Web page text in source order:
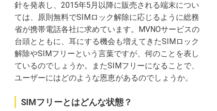
針を発表し、2015年5月以降に販売される端末につい
ては、原則無料でSIMロック解除に応じるように総務
省が携帯電話各社に求めています。MVNOサービスの
台頭とともに、耳にする機会も増えてきたSIMロック
解除やSIMフリーという言葉ですが、何のことを表し
ているのでしょうか。またSIMフリーになることで、
ユーザーにはどのような恩恵があるのでしょうか。
SIMフリーとはどんな状態？